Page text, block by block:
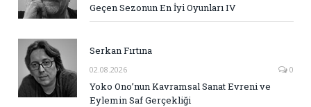
Geçen Sezonun En İyi Oyunları IV
Serkan Fırtına
02.08.2026 0
Yoko Ono’nun Kavramsal Sanat Evreni ve
Eylemin Saf Gerçekliği